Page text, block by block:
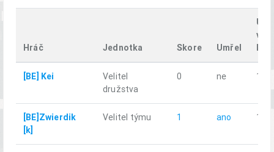
Hráč Jednotka Skore Umřel
km
[BE] Kei
Velitel
družstva
0 ne
[BE]Zwierdik
[k]
Velitel týmu 1 ano